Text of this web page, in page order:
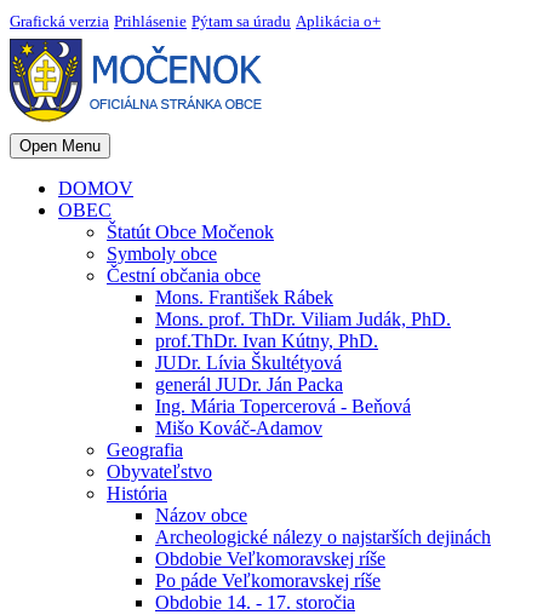
Grafická verzia Prihlásenie Pýtam sa úradu Aplikácia o+
Open Menu
DOMOV
OBEC
Štatút Obce Močenok
Symboly obce
Čestní občania obce
Mons. František Rábek
Mons. prof. ThDr. Viliam Judák, PhD.
prof.ThDr. Ivan Kútny, PhD.
JUDr. Lívia Škultétyová
generál JUDr. Ján Packa
Ing. Mária Topercerová - Beňová
Mišo Kováč-Adamov
Geografia
Obyvateľstvo
História
Názov obce
Archeologické nálezy o najstarších dejinách
Obdobie Veľkomoravskej ríše
Po páde Veľkomoravskej ríše
Obdobie 14. - 17. storočia